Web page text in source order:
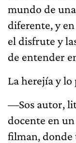
mundo de
diferente, y
el disfrute y
de entender
La herejía y lo
—Sos autor,
docente en
filman, donde